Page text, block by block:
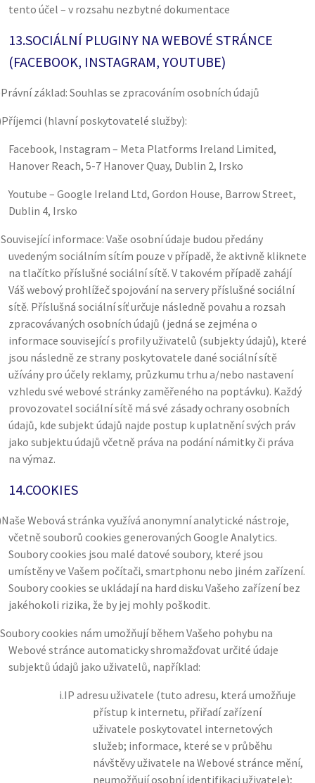
tento účel – v rozsahu nezbytné dokumentace
13.SOCIÁLNÍ PLUGINY NA WEBOVÉ STRÁNCE
(FACEBOOK, INSTAGRAM, YOUTUBE)
Právní základ: Souhlas se zpracováním osobních údajů
Příjemci (hlavní poskytovatelé služby):
Facebook, Instagram – Meta Platforms Ireland Limited,
Hanover Reach, 5-7 Hanover Quay, Dublin 2, Irsko
Youtube – Google Ireland Ltd, Gordon House, Barrow Street,
Dublin 4, Irsko
Související informace: Vaše osobní údaje budou předány
uvedeným sociálním sítím pouze v případě, že aktivně kliknete
na tlačítko příslušné sociální sítě. V takovém případě zahájí
Váš webový prohlížeč spojování na servery příslušné sociální
sítě. Příslušná sociální síť určuje následně povahu a rozsah
zpracovávaných osobních údajů (jedná se zejména o
informace související s profily uživatelů (subjekty údajů), které
jsou následně ze strany poskytovatele dané sociální sítě
užívány pro účely reklamy, průzkumu trhu a/nebo nastavení
vzhledu své webové stránky zaměřeného na poptávku). Každý
provozovatel sociální sítě má své zásady ochrany osobních
údajů, kde subjekt údajů najde postup k uplatnění svých práv
jako subjektu údajů včetně práva na podání námitky či práva
na výmaz.
14.COOKIES
Naše Webová stránka využívá anonymní analytické nástroje,
včetně souborů cookies generovaných Google Analytics.
Soubory cookies jsou malé datové soubory, které jsou
umístěny ve Vašem počítači, smartphonu nebo jiném zařízení.
Soubory cookies se ukládají na hard disku Vašeho zařízení bez
jakéhokoli rizika, že by jej mohly poškodit.
Soubory cookies nám umožňují během Vašeho pohybu na
Webové stránce automaticky shromažďovat určité údaje
subjektů údajů jako uživatelů, například:
i.IP adresu uživatele (tuto adresu, která umožňuje
přístup k internetu, přiřadí zařízení
uživatele poskytovatel internetových
služeb; informace, které se v průběhu
návštěvy uživatele na Webové stránce mění,
neumožňují osobní identifikaci uživatele);